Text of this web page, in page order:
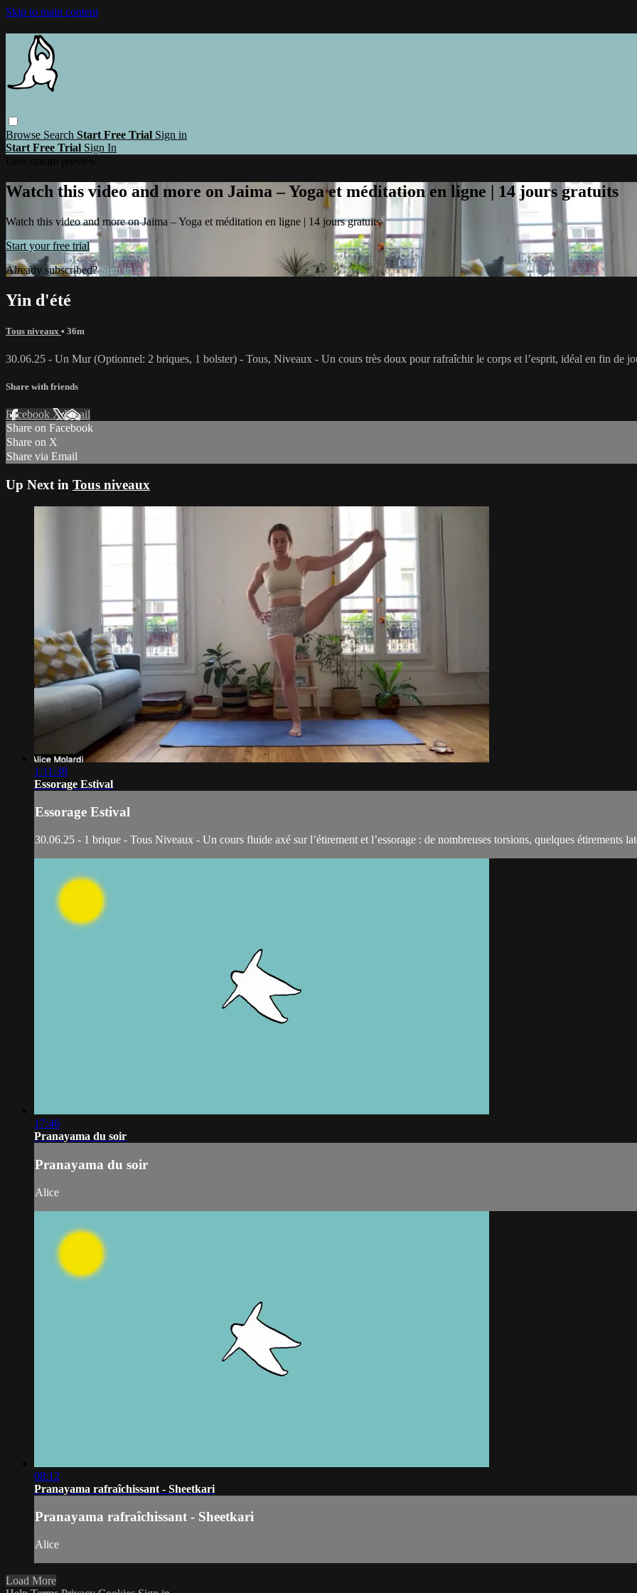
Skip to main content
Browse Search Start Free Trial Sign in
Start Free Trial Sign In
Watch this video and more on Jaima – Yoga et méditation en ligne | 14 jours gratuits
Watch this video and more on Jaima – Yoga et méditation en ligne | 14 jours gratuits
Start your free trial
Already subscribed?Sign in
Yin d'été
Tous niveaux • 36m
30.06.25 - Un Mur (Optionnel: 2 briques, 1 bolster) - Tous, Niveaux - Un cours très doux pour rafraîchir le corps et l’esprit, idéal en fin de
Share with friends
Facebook XEmail
Share on Facebook
Share on X
Share via Email
Up Next in Tous niveaux
1:11:38
Essorage Estival
Essorage Estival
30.06.25 - 1 brique - Tous Niveaux - Un cours fluide axé sur l’étirement et l’essorage : de nombreuses torsions, quelques étirements
17:46
Pranayama du soir
Pranayama du soir
Alice
08:12
Pranayama rafraîchissant - Sheetkari
Pranayama rafraîchissant - Sheetkari
Alice
Load More